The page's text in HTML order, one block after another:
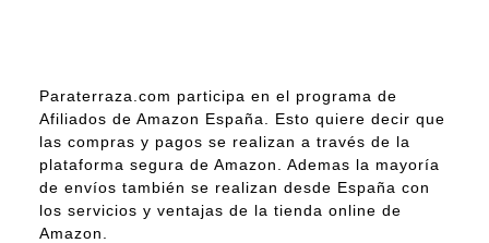
Paraterraza.com participa en el programa de
Afiliados de Amazon España. Esto quiere decir que
las compras y pagos se realizan a través de la
plataforma segura de Amazon. Ademas la mayoría
de envíos también se realizan desde España con
los servicios y ventajas de la tienda online de
Amazon.